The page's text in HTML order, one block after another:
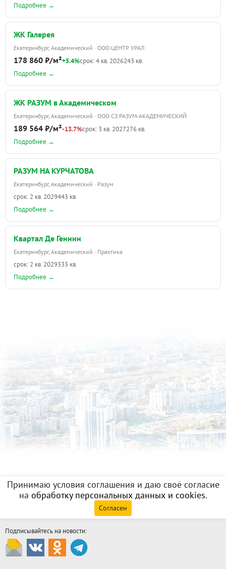
Подробнее →
ЖК Галерея
Екатеринбург, Академический · ООО ЦЕНТР УРАЛ
178 860 ₽/м²+5.4%срок: 4 кв. 2026243 кв.
Подробнее →
ЖК РАЗУМ в Академическом
Екатеринбург, Академический · ООО СЗ РАЗУМ-АКАДЕМИЧЕСКИЙ
189 564 ₽/м²-13.7%срок: 3 кв. 2027276 кв.
Подробнее →
РАЗУМ НА КУРЧАТОВА
Екатеринбург, Академический · Разум
срок: 2 кв. 2029443 кв.
Подробнее →
Квартал Де Геннин
Екатеринбург, Академический · Практика
срок: 2 кв. 2029333 кв.
Подробнее →
Принимаю условия соглашения и даю своё согласие
на обработку персональных данных и cookies.
Согласен
Подписывайтесь на новости: